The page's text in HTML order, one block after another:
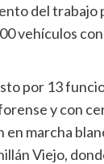
del trabajo
vehículos
por 13
y con
en marcha
Viejo,